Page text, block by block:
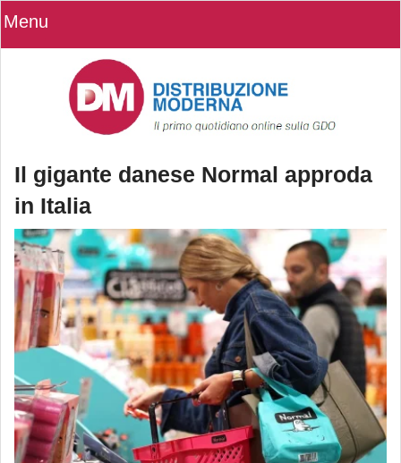
Menu
Il gigante danese Normal approda
in Italia